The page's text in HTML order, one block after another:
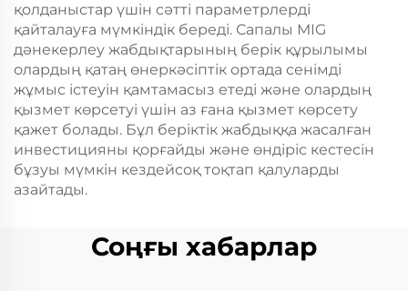
қолданыстар үшін сәтті параметрлерді
қайталауға мүмкіндік береді. Сапалы MIG
дәнекерлеу жабдықтарының берік құрылымы
олардың қатаң өнеркәсіптік ортада сенімді
жұмыс істеуін қамтамасыз етеді және олардың
қызмет көрсетуі үшін аз ғана қызмет көрсету
қажет болады. Бұл беріктік жабдыққа жасалған
инвестицияны қорғайды және өндіріс кестесін
бұзуы мүмкін кездейсоқ тоқтап қалуларды
азайтады.
Соңғы хабарлар